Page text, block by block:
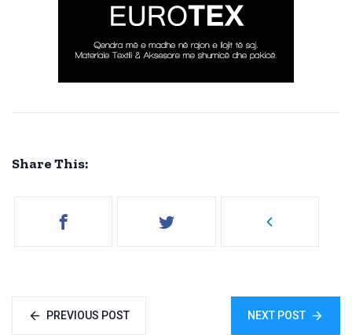
Share This:
PREVIOUS POST NEXT POST